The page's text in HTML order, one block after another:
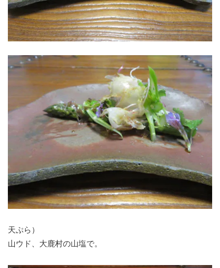
天ぷら）
山ウド、大鹿村の山塩で。